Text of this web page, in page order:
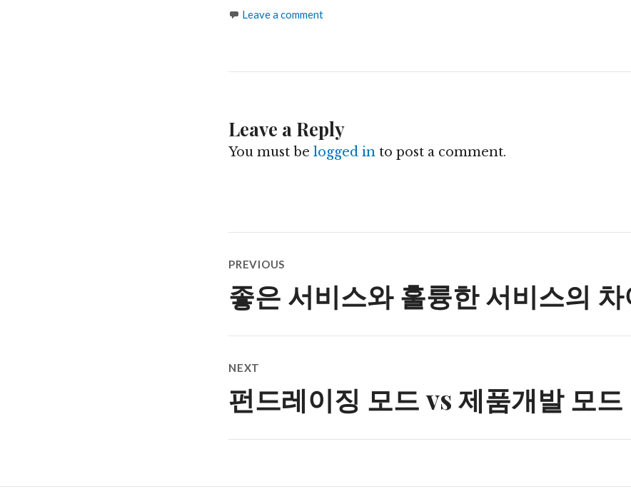
Leave a comment
Leave a Reply
You must be logged in to post a comment.
navigation
PREVIOUS
Previous
post:
좋은 서비스와 훌륭한 서비스의 차
NEXT
Next
post:
펀드레이징 모드 vs 제품개발 모드